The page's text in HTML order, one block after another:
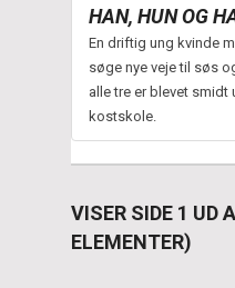
HAN, HUN OG
En driftig ung kvinde
søge nye veje til søs
alle tre er blevet smidt
kostskole.
VISER SIDE 1 UD
ELEMENTER)